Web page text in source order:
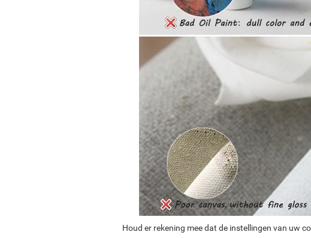
Houd er rekening mee dat de instellingen van uw